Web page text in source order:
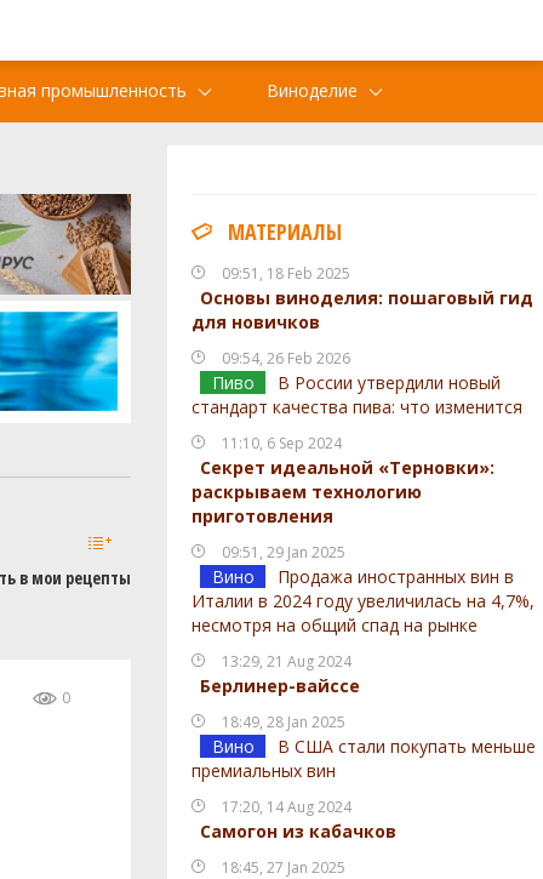
промышленность Виноделие
МАТЕРИАЛЫ
09:51, 18 Feb 2025
Основы виноделия: пошаговый гид
для новичков
09:54, 26 Feb 2026
Пиво
В России утвердили новый
стандарт качества пива: что изменится
11:10, 6 Sep 2024
Секрет идеальной «Терновки»:
раскрываем технологию
приготовления
09:51, 29 Jan 2025
Вино
Продажа иностранных вин в
Италии в 2024 году увеличилась на 4,7%,
несмотря на общий спад на рынке
13:29, 21 Aug 2024
Берлинер-вайссе
18:49, 28 Jan 2025
Вино
В США стали покупать меньше
премиальных вин
17:20, 14 Aug 2024
Самогон из кабачков
18:45, 27 Jan 2025
в мои рецепты
0